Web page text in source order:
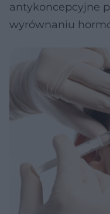
antykoncepcyjne
wyrównaniu